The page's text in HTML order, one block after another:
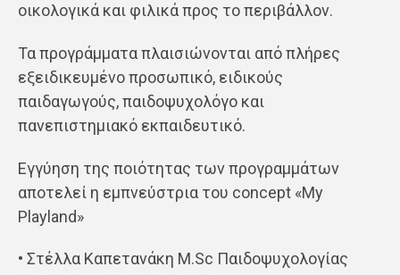
οικολογικά και φιλικά προς το περιβάλλον.
Τα προγράμματα πλαισιώνονται από πλήρες
εξειδικευμένο προσωπικό, ειδικούς
παιδαγωγούς, παιδοψυχολόγο και
πανεπιστημιακό εκπαιδευτικό.
Εγγύηση της ποιότητας των προγραμμάτων
αποτελεί η εμπνεύστρια του concept «My
Playland»
• Στέλλα Καπετανάκη M.Sc Παιδοψυχολογίας